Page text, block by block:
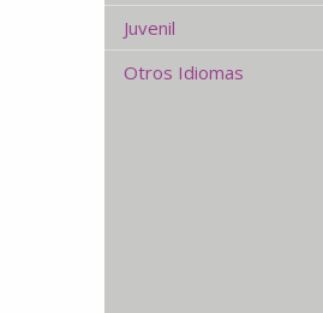
Juvenil
Otros Idiomas